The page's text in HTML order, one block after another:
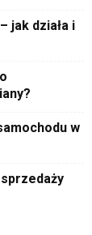
jak działa i
w